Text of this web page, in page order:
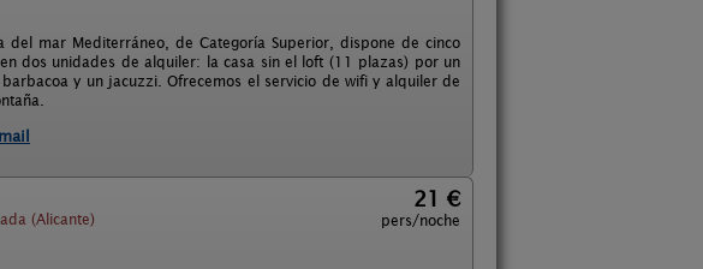
mar Mediterráneo, de Categoría Superior, dispone de cinco
dos unidades de alquiler: la casa sin el loft (11 plazas) por un
y un jacuzzi. Ofrecemos el servicio de wifi y alquiler de
(Alicante)
21 €
pers/noche